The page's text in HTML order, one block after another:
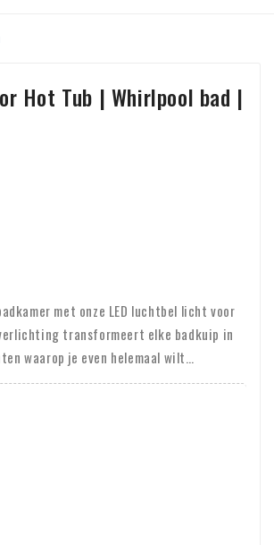
Hot Tub | Whirlpool bad |
met onze LED luchtbel licht voor
transformeert elke badkuip in
waarop je even helemaal wilt
zowel binnen als buiten, breng je sfeer
breed scala aan kleuren met de
voor elke stemming.